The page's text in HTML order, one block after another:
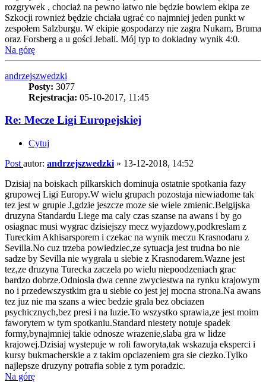
rozgrywek , chociaż na pewno łatwo nie będzie bowiem ekipa ze
Szkocji rownież będzie chciała ugrać co najmniej jeden punkt w
zespołem Salzburgu. W ekipie gospodarzy nie zagra Nukam, Bruma
oraz Forsberg a u gości Jebali. Mój typ to dokładny wynik 4:0.
Na górę
andrzejszwedzki
Posty: 3077
Rejestracja: 05-10-2017, 11:45
Re: Mecze Ligi Europejskiej
Cytuj
Post autor: andrzejszwedzki » 13-12-2018, 14:52
Dzisiaj na boiskach pilkarskich dominuja ostatnie spotkania fazy
grupowej Ligi Europy.W wielu grupach pozostaja niewiadome tak
tez jest w grupie J,gdzie jeszcze moze sie wiele zmienic.Belgijska
druzyna Standardu Liege ma caly czas szanse na awans i by go
osiagnac musi wygrac dzisiejszy mecz wyjazdowy,podkreslam z
Tureckim Akhisarsporem i czekac na wynik meczu Krasnodaru z
Sevilla.No cuz trzeba powiedziec,ze sytuacja jest trudna bo nie
sadze by Sevilla nie wygrala u siebie z Krasnodarem.Wazne jest
tez,ze druzyna Turecka zaczela po wielu niepoodzeniach grac
bardzo dobrze.Odniosla dwa cenne zwyciestwa na rynku krajowym
no i przedewszystkim gra u siebie co jest jej mocna strona.Na awans
tez juz nie ma szans a wiec bedzie grala bez obciazen
psychicznych,bez presi i na luzie.To wszystko sprawia,ze jest moim
faworytem w tym spotkaniu.Standard niestety notuje spadek
formy,bynajmniej takie odnosze wrazenie,slaba gra w lidze
krajowej.Dzisiaj wystepuje w roli faworyta,tak wskazuja eksperci i
kursy bukmacherskie a z takim opciazeniem gra sie ciezko.Tylko
najlepsze druzyny potrafia sobie z tym poradzic.
Na górę